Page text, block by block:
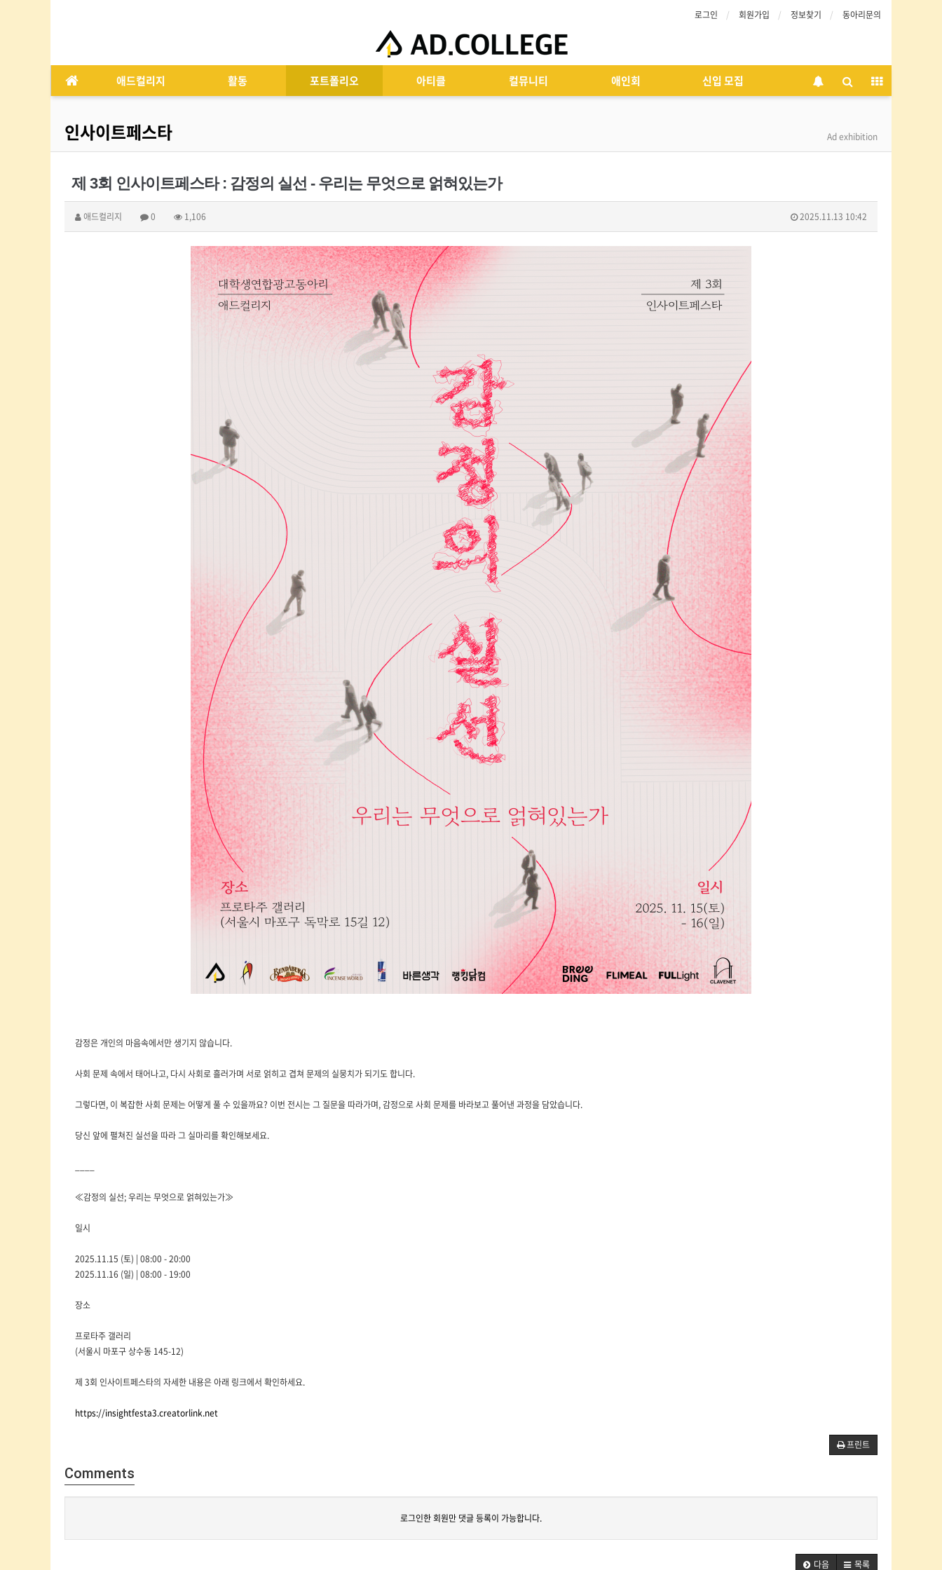
로그인 회원가입 정보찾기 동아리문의
애드컬리지 활동 포트폴리오 아티클 컬뮤니티 애인회 신입 모집
인사이트페스타 Ad exhibition
제 3회 인사이트페스타 : 감정의 실선 - 우리는 무엇으로 얽혀있는가
애드컬리지 0 1,106 2025.11.13 10:42
감정은 개인의 마음속에서만 생기지 않습니다.
사회 문제 속에서 태어나고, 다시 사회로 흘러가며 서로 얽히고 겹쳐 문제의 실뭉치가 되기도 합니다.
그렇다면, 이 복잡한 사회 문제는 어떻게 풀 수 있을까요? 이번 전시는 그 질문을 따라가며, 감정으로 사회 문제를 바라보고 풀어낸 과정을 담았습니다.
당신 앞에 펼쳐진 실선을 따라 그 실마리를 확인해보세요.
≪감정의 실선; 우리는 무엇으로 얽혀있는가≫
일시
2025.11.15 (토) | 08:00 - 20:00
2025.11.16 (일) | 08:00 - 19:00
장소
프로타주 갤러리
(서울시 마포구 상수동 145-12)
제 3회 인사이트페스타의 자세한 내용은 아래 링크에서 확인하세요.
https://insightfesta3.creatorlink.net
프린트
Comments
로그인한 회원만 댓글 등록이 가능합니다.
다음 목록